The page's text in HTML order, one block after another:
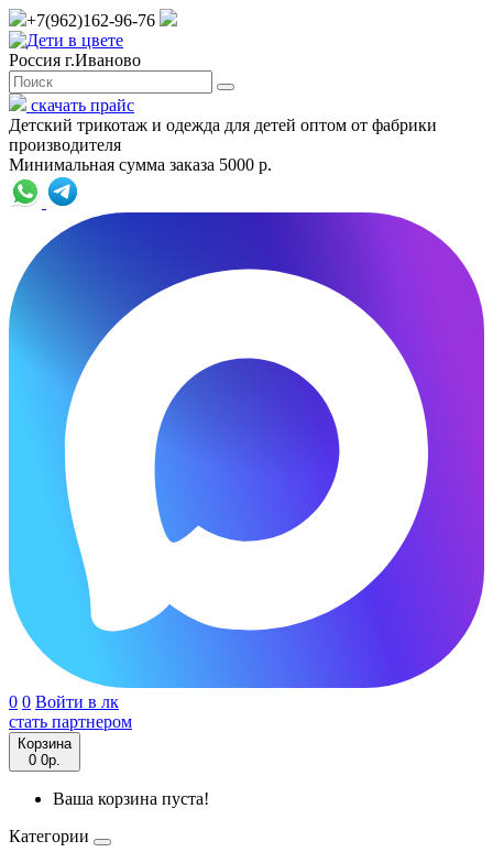
+7(962)162-96-76
Россия г.Иваново
скачать прайс
Детский трикотаж и одежда для детей оптом от фабрики
производителя
Минимальная сумма заказа 5000 р.
0 0 Войти в лк
стать партнером
Корзина
0 0р.
Ваша корзина пуста!
Категории